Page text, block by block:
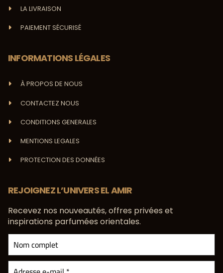
LA LIVRAISON
PAIEMENT SÉCURISÉ
INFORMATIONS LÉGALES
À PROPOS DE NOUS
CONTACTEZ NOUS
CONDITIONS GENERALES
MENTIONS LEGALES
PROTECTION DES DONNÉES
REJOIGNEZ L’UNIVERS EL AMIR
Recevez nos nouveautés, offres privées et
inspirations parfumées orientales.